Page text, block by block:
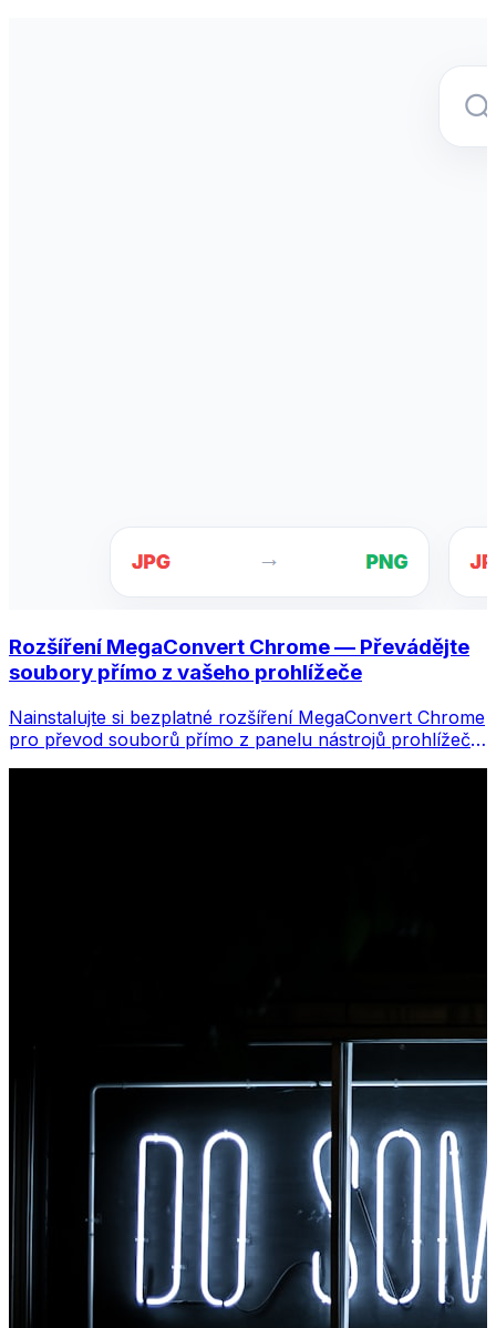
Rozšíření MegaConvert Chrome — Převádějte
soubory přímo z vašeho prohlížeče
Nainstalujte si bezplatné rozšíření MegaConvert Chrome
pro převod souborů přímo z panelu nástrojů prohlížeče.